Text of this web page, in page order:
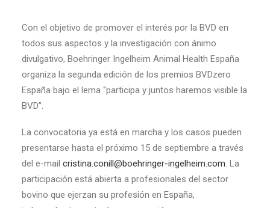
Con el objetivo de promover el interés por la BVD en
todos sus aspectos y la investigación con ánimo
divulgativo, Boehringer Ingelheim Animal Health España
organiza la segunda edición de los premios BVDzero
España bajo el lema “participa y juntos haremos visible la
BVD”.
La convocatoria ya está en marcha y los casos pueden
presentarse hasta el próximo 15 de septiembre a través
del e-mail cristina.conill@boehringer-ingelheim.com. La
participación está abierta a profesionales del sector
bovino que ejerzan su profesión en España,